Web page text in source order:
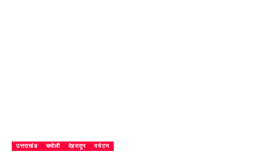
उत्तराखंड चमोली देहरादून पर्यटन